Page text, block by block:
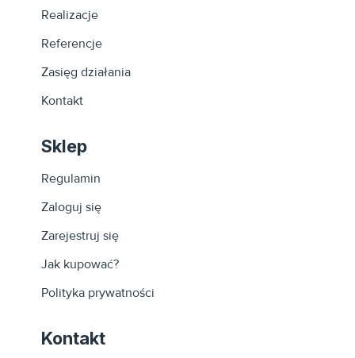
Realizacje
Referencje
Zasięg działania
Kontakt
Sklep
Regulamin
Zaloguj się
Zarejestruj się
Jak kupować?
Polityka prywatności
Kontakt